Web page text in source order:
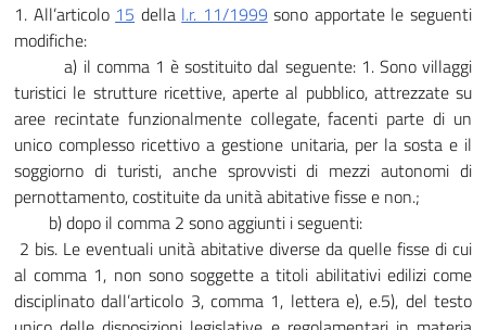
1. All’articolo 15 della l.r. 11/1999 sono apportate le seguenti
modifiche:
a) il comma 1 è sostituito dal seguente: 1. Sono villaggi
turistici le strutture ricettive, aperte al pubblico, attrezzate su
aree recintate funzionalmente collegate, facenti parte di un
unico complesso ricettivo a gestione unitaria, per la sosta e il
soggiorno di turisti, anche sprovvisti di mezzi autonomi di
pernottamento, costituite da unità abitative fisse e non.;
b) dopo il comma 2 sono aggiunti i seguenti:
2 bis. Le eventuali unità abitative diverse da quelle fisse di cui
al comma 1, non sono soggette a titoli abilitativi edilizi come
disciplinato dall’articolo 3, comma 1, lettera e), e.5), del testo